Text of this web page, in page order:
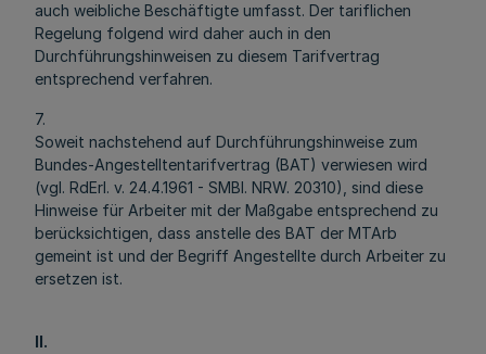
auch weibliche Beschäftigte umfasst. Der tariflichen
Regelung folgend wird daher auch in den
Durchführungshinweisen zu diesem Tarifvertrag
entsprechend verfahren.
7.
Soweit nachstehend auf Durchführungshinweise zum
Bundes-Angestelltentarifvertrag (BAT) verwiesen wird
(vgl. RdErl. v. 24.4.1961 - SMBl. NRW. 20310), sind diese
Hinweise für Arbeiter mit der Maßgabe entsprechend zu
berücksichtigen, dass anstelle des BAT der MTArb
gemeint ist und der Begriff Angestellte durch Arbeiter zu
ersetzen ist.
II.